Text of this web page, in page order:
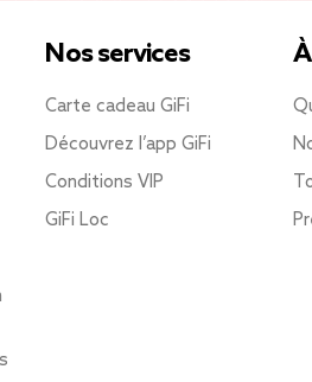
Nos services
Carte cadeau GiFi
Découvrez l’app GiFi
Conditions VIP
GiFi Loc